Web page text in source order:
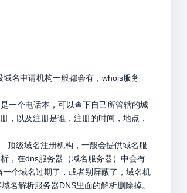
名申请机构一般都会有，whois服务
一个电话本，可以查下自己所管辖的城
，以及注册是谁，注册的时间，地点，
顶级域名注册机构，一般会提供域名服
，在dns服务器（域名服务器）中会有
个域名过期了，或者别屏蔽了，域名机
名解析服务器DNS里面的解析删除掉。